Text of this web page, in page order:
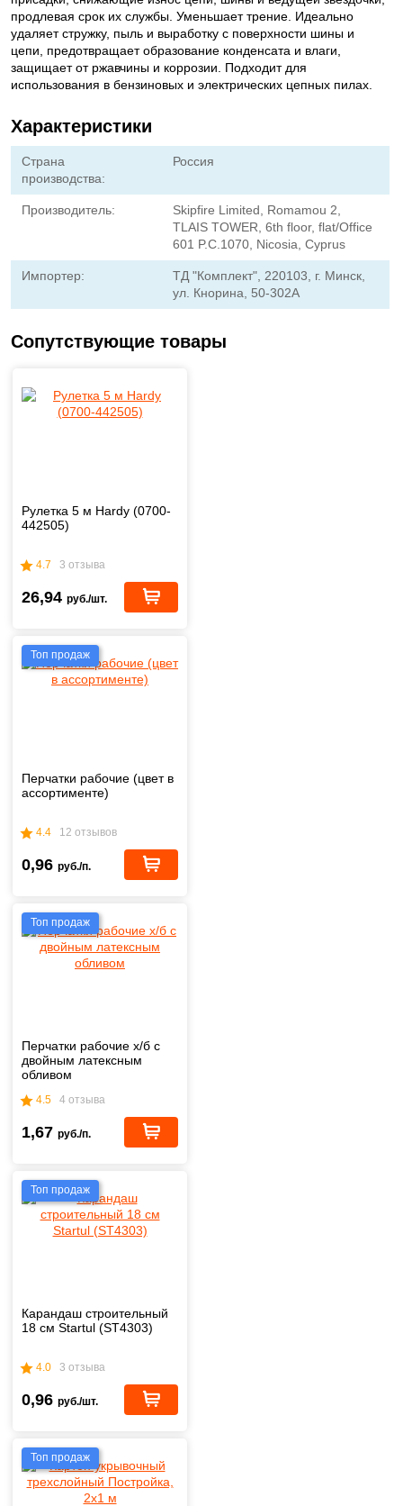
продлевая срок их службы. Уменьшает трение. Идеально
удаляет стружку, пыль и выработку с поверхности шины и
цепи, предотвращает образование конденсата и влаги,
защищает от ржавчины и коррозии. Подходит для
использования в бензиновых и электрических цепных пилах.
Характеристики
Страна
производства:
Россия
Производитель:
Skipfire Limited, Romamou 2,
TLAIS TOWER, 6th floor, flat/Office
601 P.C.1070, Nicosia, Cyprus
Импортер:
ТД "Комплект", 220103, г. Минск,
ул. Кнорина, 50-302А
Сопутствующие товары
Рулетка 5 м Hardy (0700-
442505)
4.7 3 отзыва
26,94 руб./шт.
Топ продаж
Перчатки рабочие (цвет в
ассортименте)
4.4 12 отзывов
0,96 руб./п.
Топ продаж
Перчатки рабочие х/б с
двойным латексным
обливом
4.5 4 отзыва
1,67 руб./п.
Топ продаж
Карандаш строительный
18 см Startul (ST4303)
4.0 3 отзыва
0,96 руб./шт.
Топ продаж